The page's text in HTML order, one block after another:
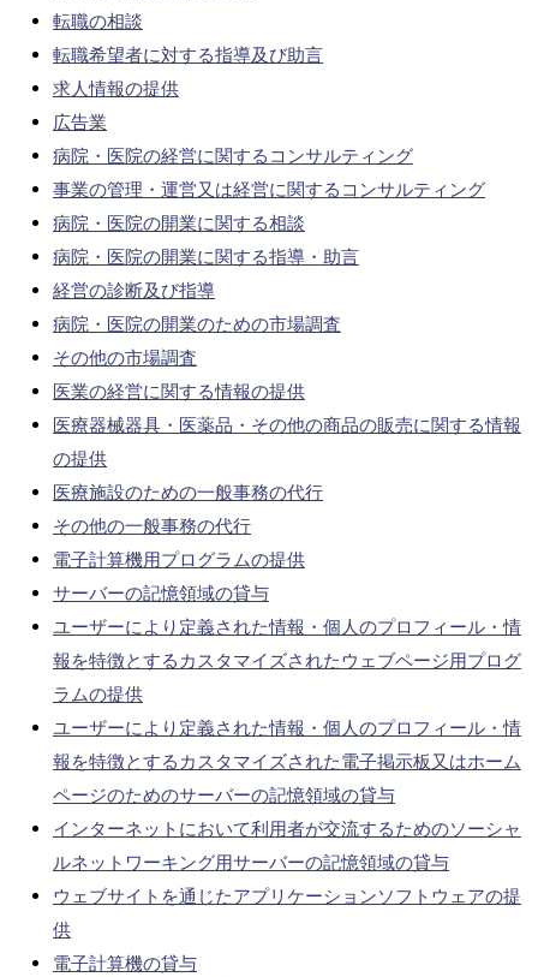
転職の相談
転職希望者に対する指導及び助言
求人情報の提供
広告業
病院・医院の経営に関するコンサルティング
事業の管理・運営又は経営に関するコンサルティング
病院・医院の開業に関する相談
病院・医院の開業に関する指導・助言
経営の診断及び指導
病院・医院の開業のための市場調査
その他の市場調査
医業の経営に関する情報の提供
医療器械器具・医薬品・その他の商品の販売に関する情報
の提供
医療施設のための一般事務の代行
その他の一般事務の代行
電子計算機用プログラムの提供
サーバーの記憶領域の貸与
ユーザーにより定義された情報・個人のプロフィール・情
報を特徴とするカスタマイズされたウェブページ用プログ
ラムの提供
ユーザーにより定義された情報・個人のプロフィール・情
報を特徴とするカスタマイズされた電子掲示板又はホーム
ページのためのサーバーの記憶領域の貸与
インターネットにおいて利用者が交流するためのソーシャ
ルネットワーキング用サーバーの記憶領域の貸与
ウェブサイトを通じたアプリケーションソフトウェアの提
供
電子計算機の貸与